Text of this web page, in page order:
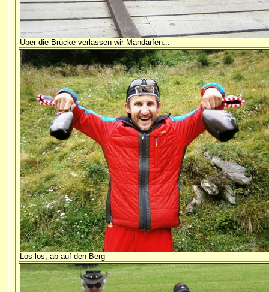
Über die Brücke verlassen wir Mandarfen...
Los los, ab auf den Berg